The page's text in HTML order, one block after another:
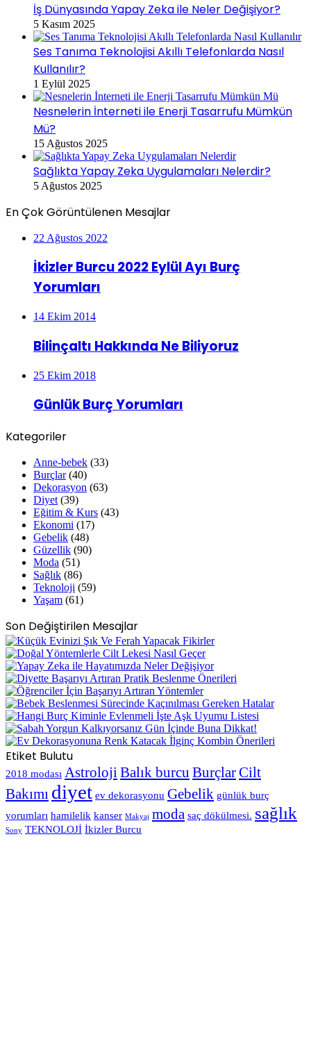
İş Dünyasında Yapay Zeka ile Neler Değişiyor?
5 Kasım 2025
Ses Tanıma Teknolojisi Akıllı Telefonlarda Nasıl
Kullanılır?
1 Eylül 2025
Nesnelerin İnterneti ile Enerji Tasarrufu Mümkün
Mü?
15 Ağustos 2025
Sağlıkta Yapay Zeka Uygulamaları Nelerdir?
5 Ağustos 2025
En Çok Görüntülenen Mesajlar
22 Ağustos 2022
İkizler Burcu 2022 Eylül Ayı Burç
Yorumları
14 Ekim 2014
Bilinçaltı Hakkında Ne Biliyoruz
25 Ekim 2018
Günlük Burç Yorumları
Kategoriler
Anne-bebek (33)
Burçlar(40)
Dekorasyon (63)
Diyet (39)
Eğitim & Kurs (43)
Ekonomi (17)
Gebelik (48)
Güzellik (90)
Moda (51)
Sağlık (86)
Teknoloji (59)
Yaşam (61)
Son Değiştirilen Mesajlar
Etiket Bulutu
2018 modası Astroloji Balık burcu BurçlarCilt
Bakımı diyet ev dekorasyonu Gebelik günlük burç
yorumları hamilelik kanser Makyaj moda saç dökülmesi. sağlık
Sony TEKNOLOJİ İkizler Burcu